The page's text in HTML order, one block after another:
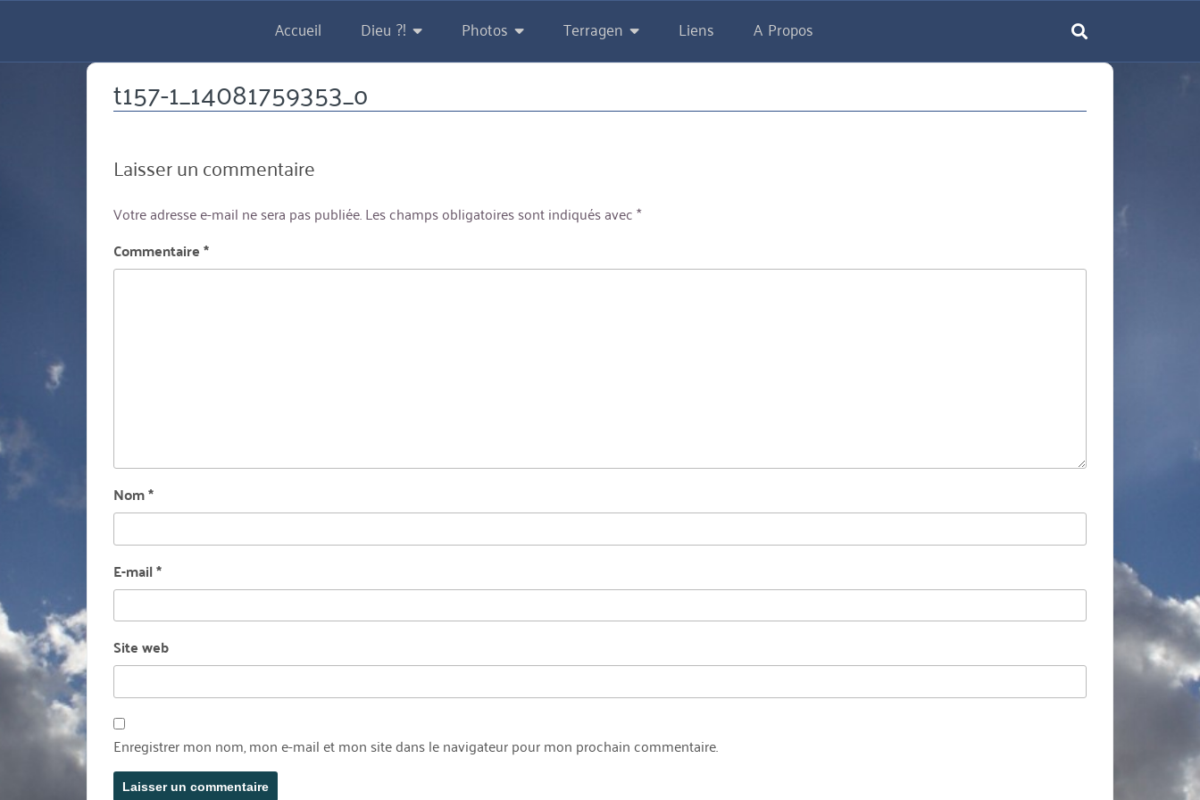
au
Accueil Dieu ?! Photos Terragen Liens A Propos
t157-1_14081759353_o
Laisser un commentaire
Votre adresse e-mail ne sera pas publiée.Les champs obligatoires sont indiqués avec*
Commentaire*
Nom*
E-mail*
Site web
Enregistrer mon nom, mon e-mail et mon site dans le navigateur pour mon prochain commentaire.